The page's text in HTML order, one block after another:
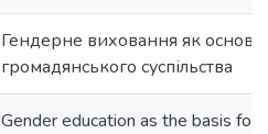
Гендерне виховання як
громадянського суспільства
Gender education as the basis for